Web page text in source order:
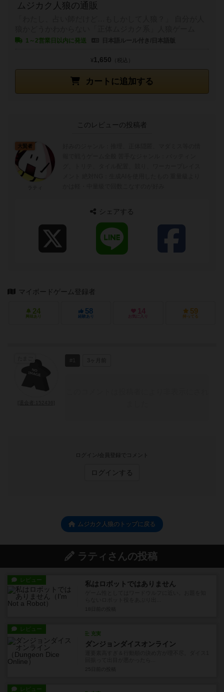
ムジカク人狼の通販
1～2営業日以内に発送
カートに追加する
¥1,650 （税込）
このレビューの投稿者
大賢者
シェアする
マイボードゲーム登録者
24
興味あり
58
経験あり
14
お気に入り
59
持ってる
3ヶ月前
ログイン/会員登録でコメント
ログインする
ムジカク人狼のトップに戻る
ラティさんの投稿
レビュー 私はロボットではありません
レビュー
充実
ダンジョンダイスオンライン
レビュー